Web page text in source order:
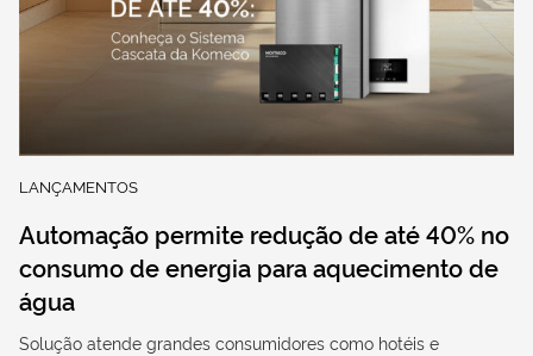
LANÇAMENTOS
Automação permite redução de até 40% no
consumo de energia para aquecimento de
água
Solução atende grandes consumidores como hotéis e